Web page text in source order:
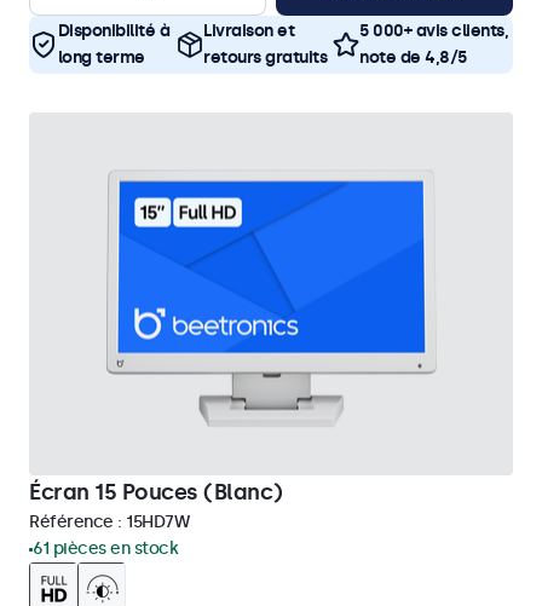
Disponibilité à
long terme
Livraison et
retours gratuits
5 000+ avis clients,
note de 4,8/5
Écran 15 Pouces (Blanc)
Référence : 15HD7W
61 pièces en stock